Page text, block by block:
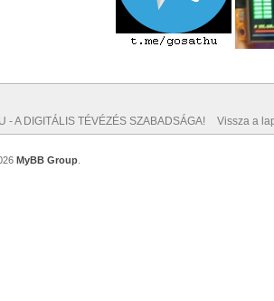
- A DIGITÁLIS TÉVÉZÉS SZABADSÁGA! Vissza a
MyBB Group